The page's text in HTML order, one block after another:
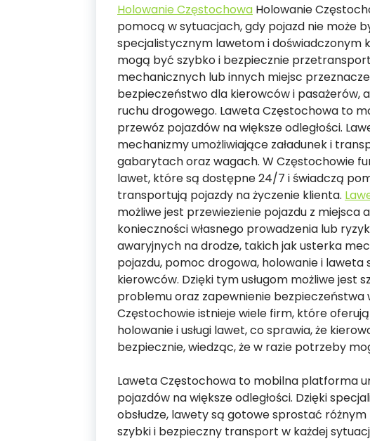
Holowanie Częstochowa Holowanie
pomocą w sytuacjach, gdy pojazd nie może
specjalistycznym lawetom i doświadczonym
mogą być szybko i bezpiecznie
mechanicznych lub innych miejsc
bezpieczeństwo dla kierowców i pasażerów,
ruchu drogowego. Laweta Częstochowa to
przewóz pojazdów na większe odległości.
mechanizmy umożliwiające załadunek i
gabarytach oraz wagach. W Częstochowie
lawet, które są dostępne 24/7 i świadczą
transportują pojazdy na życzenie klienta.
możliwe jest przewiezienie pojazdu z miejsca
konieczności własnego prowadzenia lub
awaryjnych na drodze, takich jak usterka
pojazdu, pomoc drogowa, holowanie i
kierowców. Dzięki tym usługom możliwe jest
problemu oraz zapewnienie bezpieczeństwa
Częstochowie istnieje wiele firm, które
holowanie i usługi lawet, co sprawia, że
bezpiecznie, wiedząc, że w razie potrzeby
Laweta Częstochowa to mobilna platforma
pojazdów na większe odległości. Dzięki
obsłudze, lawety są gotowe sprostać
szybki i bezpieczny transport w każdej